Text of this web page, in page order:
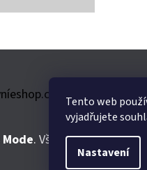
Tento web
vyjadřujete
Nastavení
. Všechna práva